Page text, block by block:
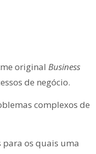
original Business
de negócio.
complexos de
para os quais uma